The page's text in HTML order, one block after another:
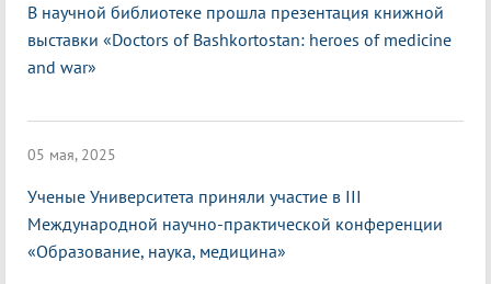
В научной библиотеке прошла презентация книжной
выставки «Doctors of Bashkortostan: heroes of medicine
and war»
05 мая, 2025
Ученые Университета приняли участие в III
Международной научно-практической конференции
«Образование, наука, медицина»